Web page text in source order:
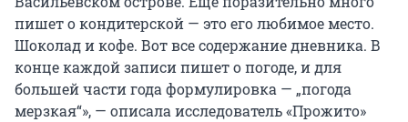
пишет о кондитерской — это его любимое место.
Шоколад и кофе. Вот все содержание дневника. В
конце каждой записи пишет о погоде, и для
большей части года формулировка — „погода
мерзкая“», — описала исследователь «Прожито»